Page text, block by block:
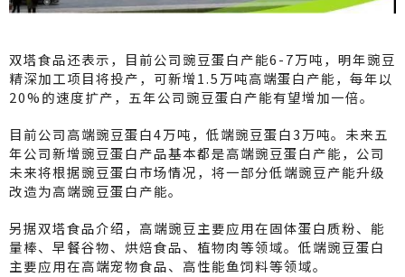
双塔食品还表示，目前公司豌豆蛋白产能6-7万吨，明年豌豆
精深加工项目将投产，可新增1.5万吨高端蛋白产能，每年以
20%的速度扩产，五年公司豌豆蛋白产能有望增加一倍。
目前公司高端豌豆蛋白4万吨，低端豌豆蛋白3万吨。未来五
年公司新增豌豆蛋白产品基本都是高端豌豆蛋白产能，公司
未来将根据豌豆蛋白市场情况，将一部分低端豌豆产能升级
改造为高端豌豆蛋白产能。
另据双塔食品介绍，高端豌豆主要应用在固体蛋白质粉、能
量棒、早餐谷物、烘焙食品、植物肉等领域。低端豌豆蛋白
主要应用在高端宠物食品、高性能鱼饲料等领域。